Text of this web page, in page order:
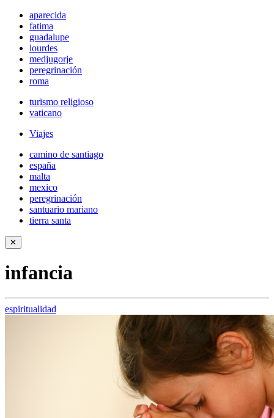
aparecida
fatima
guadalupe
lourdes
medjugorje
peregrinación
roma
turismo religioso
vaticano
Viajes
camino de santiago
españa
malta
mexico
peregrinación
santuario mariano
tierra santa
✕
infancia
espiritualidad